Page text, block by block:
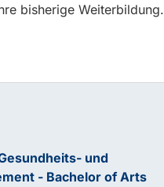
bisherige Weiterbildung.
und
- Bachelor of Arts